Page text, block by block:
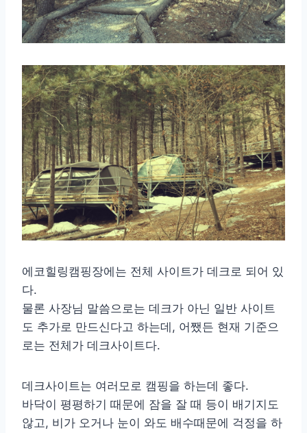
에코힐링캠핑장에는 전체 사이트가 데크로 되어 있
다.
물론 사장님 말씀으로는 데크가 아닌 일반 사이트
도 추가로 만드신다고 하는데, 어쨌든 현재 기준으
로는 전체가 데크사이트다.
데크사이트는 여러모로 캠핑을 하는데 좋다.
바닥이 평평하기 때문에 잠을 잘 때 등이 배기지도
않고, 비가 오거나 눈이 와도 배수때문에 걱정을 하